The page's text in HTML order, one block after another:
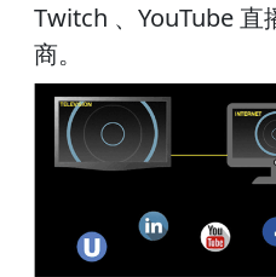
Twitch 、YouTube 直
商。